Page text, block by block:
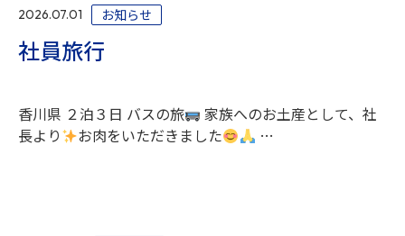
2026.07.01 お知らせ
社員旅行
香川県 ２泊３日 バスの旅
家族へのお土産として、社
長より
お肉をいただきました …